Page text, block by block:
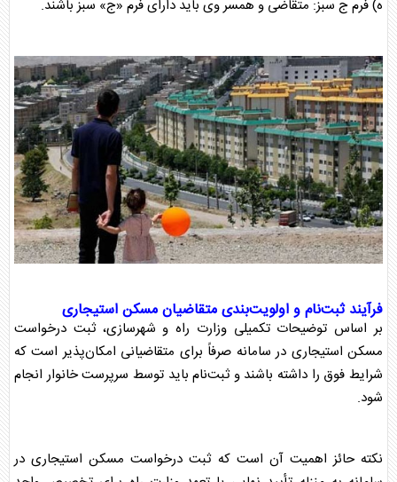
ه) فرم ج سبز: متقاضی و همسر وی باید دارای فرم «ج» سبز باشند.
فرآیند ثبت‌نام و اولویت‌بندی متقاضیانمسکن استیجاری
بر اساس توضیحات تکمیلی وزارت راه و شهرسازی، ثبت درخواست
مسکن استیجاری در سامانه صرفاً برای متقاضیانی امکان‌پذیر است که
شرایط فوق را داشته باشند و ثبت‌نام باید توسط سرپرست خانوار انجام
شود.
نکته حائز اهمیت آن است که ثبت درخواست مسکن استیجاریدر